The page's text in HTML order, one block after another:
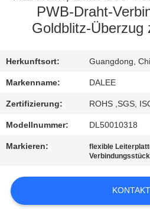
TRETEN
MIT
UNS
IN
VERBINDUNG
SIE
EIN
PWB-Draht-
Goldblitz-Überzug
Herkunftsort: Guangdong,
Markenname: DALEE
Zertifizierung: ROHS ,SGS,
Modellnummer: DL50010318
Markieren: flexible